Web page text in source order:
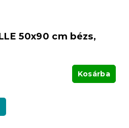
50x90 cm bézs,
Kosárba